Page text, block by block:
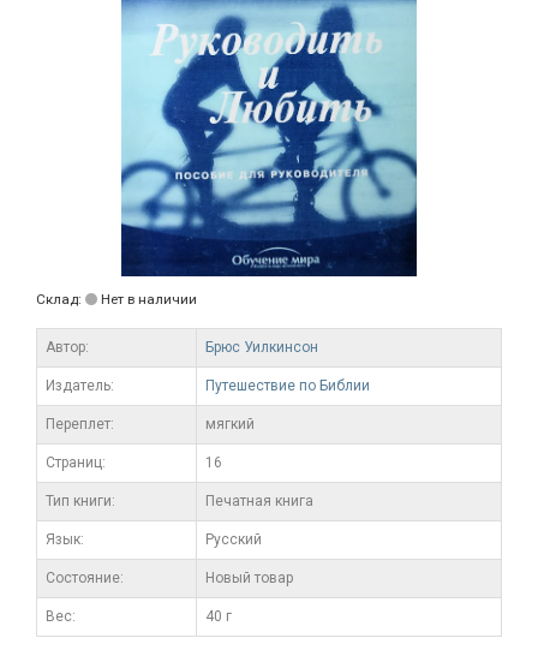
Склад: Нет в наличии
Автор: Брюс Уилкинсон
Издатель: Путешествие по Библии
Переплет: мягкий
Cтраниц: 16
Тип книги: Печатная книга
Язык: Русский
Состояние: Новый товар
Вес: 40 г